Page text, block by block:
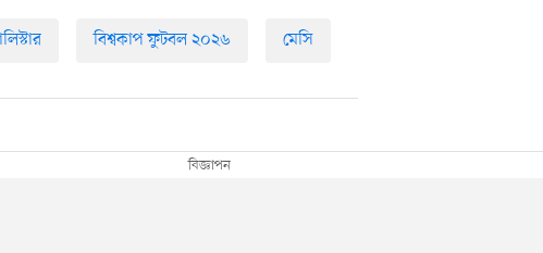
বিশ্বকাপ ফুটবল ২০২৬ মেসি